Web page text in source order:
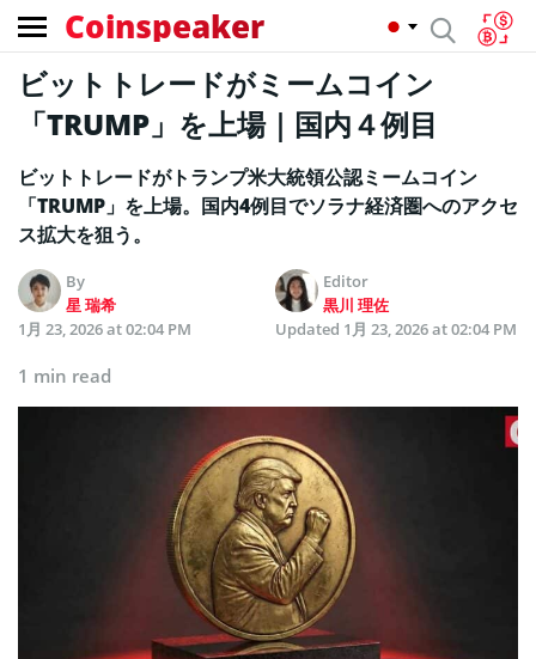
Coinspeaker
ビットトレードがミームコイン
「TRUMP」を上場｜国内４例目
ビットトレードがトランプ米大統領公認ミームコイン
「TRUMP」を上場。国内4例目でソラナ経済圏へのアクセ
ス拡大を狙う。
By
星 瑞希
Editor
黒川 理佐
1月 23, 2026 at 02:04 PM
Updated 1月 23, 2026 at 02:04 PM
1 min read